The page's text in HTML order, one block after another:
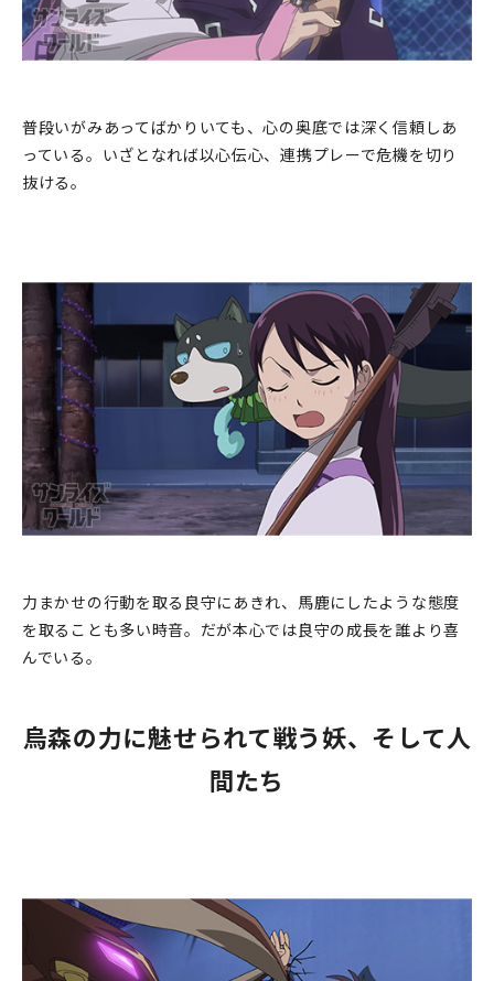
普段いがみあってばかりいても、心の奥底では深く信頼しあ
っている。いざとなれば以心伝心、連携プレーで危機を切り
抜ける。
力まかせの行動を取る良守にあきれ、馬鹿にしたような態度
を取ることも多い時音。だが本心では良守の成長を誰より喜
んでいる。
烏森の力に魅せられて戦う妖、そして人
間たち